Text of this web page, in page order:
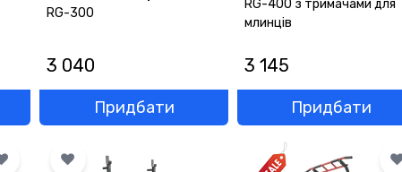
RG-300
3 040
Придбати
RG-400 з тримачами для
млинців
3 145
Придбати